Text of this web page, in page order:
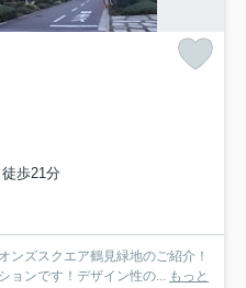
歩21分
ンズスクエア鶴見緑地のご紹介！
ョンです！デザイン性の...
もっと